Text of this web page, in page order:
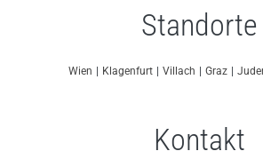
Standorte
Wien Klagenfurt Villach Graz
Kontakt